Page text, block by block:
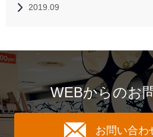
2019.09
WEBからのお
お問い合わ